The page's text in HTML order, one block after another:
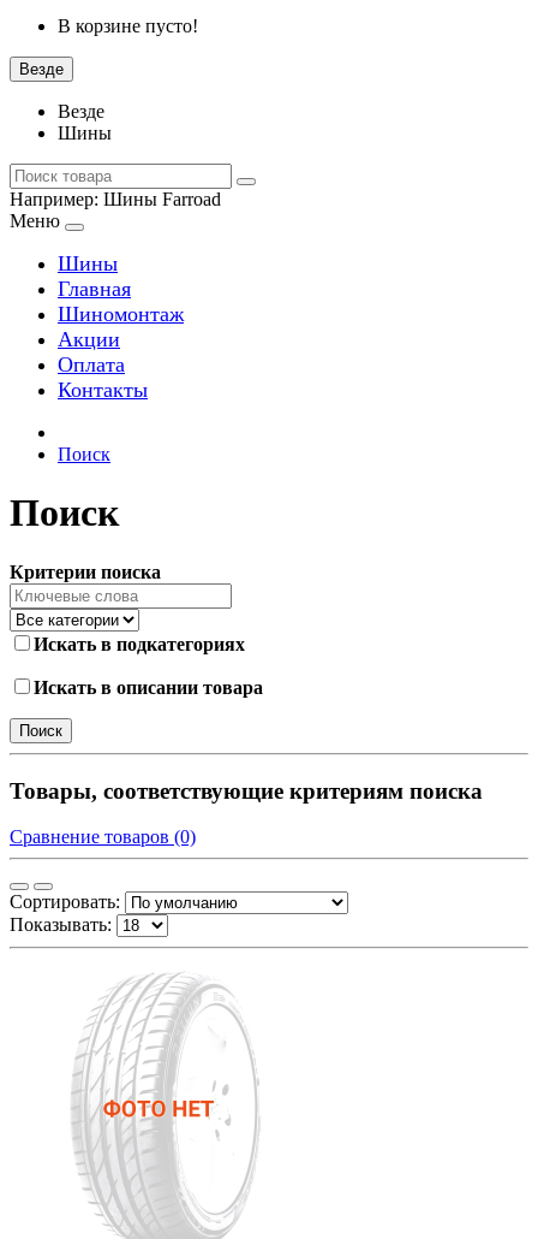
В корзине пусто!
Везде
Везде
Шины
Например: Шины Farroad
Меню
Шины
Главная
Шиномонтаж
Акции
Оплата
Контакты
Поиск
Поиск
Критерии поиска
Искать в подкатегориях
Искать в описании товара
Товары, соответствующие критериям поиска
Сравнение товаров (0)
Сортировать:
Показывать: